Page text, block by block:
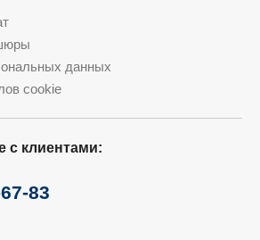
данных
cookie
с клиентами:
83